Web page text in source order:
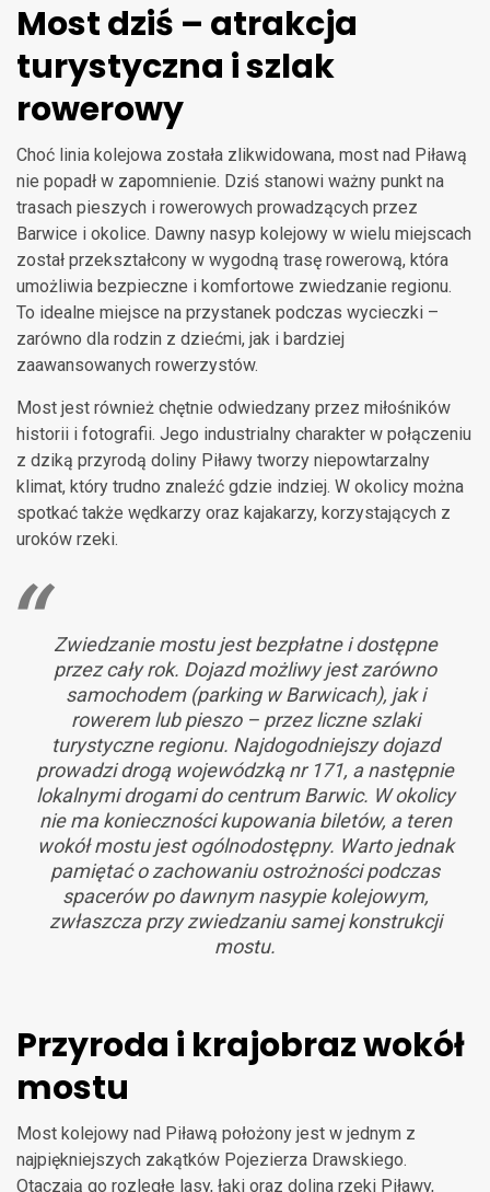
Most dziś – atrakcja
turystyczna i szlak
rowerowy
Choć linia kolejowa została zlikwidowana, most nad Piławą
nie popadł w zapomnienie. Dziś stanowi ważny punkt na
trasach pieszych i rowerowych prowadzących przez
Barwice i okolice. Dawny nasyp kolejowy w wielu miejscach
został przekształcony w wygodną trasę rowerową, która
umożliwia bezpieczne i komfortowe zwiedzanie regionu.
To idealne miejsce na przystanek podczas wycieczki –
zarówno dla rodzin z dziećmi, jak i bardziej
zaawansowanych rowerzystów.
Most jest również chętnie odwiedzany przez miłośników
historii i fotografii. Jego industrialny charakter w połączeniu
z dziką przyrodą doliny Piławy tworzy niepowtarzalny
klimat, który trudno znaleźć gdzie indziej. W okolicy można
spotkać także wędkarzy oraz kajakarzy, korzystających z
uroków rzeki.
Zwiedzanie mostu jest bezpłatne i dostępne
przez cały rok. Dojazd możliwy jest zarówno
samochodem (parking w Barwicach), jak i
rowerem lub pieszo – przez liczne szlaki
turystyczne regionu. Najdogodniejszy dojazd
prowadzi drogą wojewódzką nr 171, a następnie
lokalnymi drogami do centrum Barwic. W okolicy
nie ma konieczności kupowania biletów, a teren
wokół mostu jest ogólnodostępny. Warto jednak
pamiętać o zachowaniu ostrożności podczas
spacerów po dawnym nasypie kolejowym,
zwłaszcza przy zwiedzaniu samej konstrukcji
mostu.
Przyroda i krajobraz wokół
mostu
Most kolejowy nad Piławą położony jest w jednym z
najpiękniejszych zakątków Pojezierza Drawskiego.
Otaczają go rozległe lasy, łąki oraz dolina rzeki Piławy,